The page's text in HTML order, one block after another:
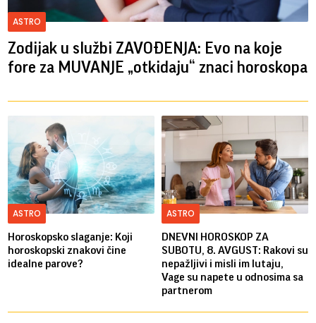
ASTRO
Zodijak u službi ZAVOĐENJA: Evo na koje
fore za MUVANJE „otkidaju“ znaci horoskopa
ASTRO
Horoskopsko slaganje: Koji
horoskopski znakovi čine
idealne parove?
ASTRO
DNEVNI HOROSKOP ZA
SUBOTU, 8. AVGUST: Rakovi su
nepažljivi i misli im lutaju,
Vage su napete u odnosima sa
partnerom